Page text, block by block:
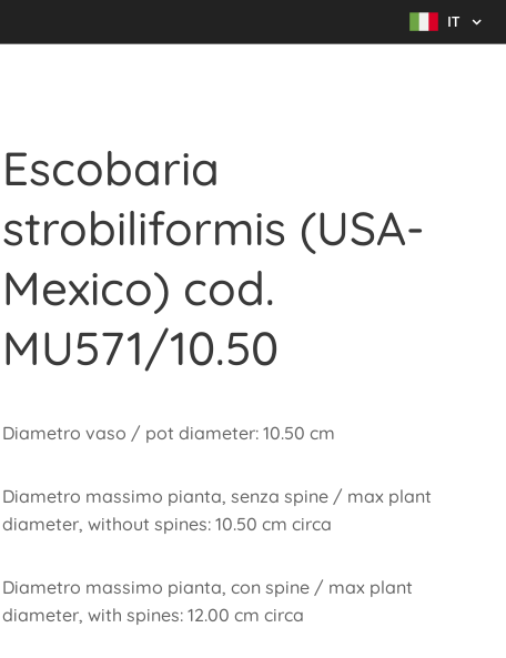
IT
Escobaria
strobiliformis (USA-
Mexico) cod.
MU571/10.50
Diametro vaso / pot diameter: 10.50 cm
Diametro massimo pianta, senza spine / max plant
diameter, without spines: 10.50 cm circa
Diametro massimo pianta, con spine / max plant
diameter, with spines: 12.00 cm circa